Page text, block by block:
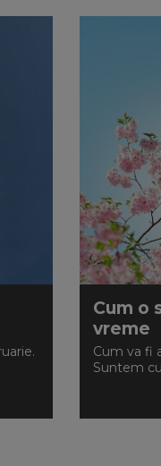
Cum o
vreme
Cum va fi
Suntem